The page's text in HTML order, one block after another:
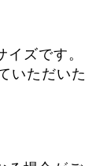
ズです。
いただいた